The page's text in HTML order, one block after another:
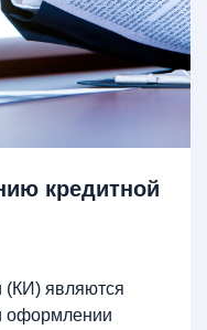
кредитной
(КИ) являются
оформлении